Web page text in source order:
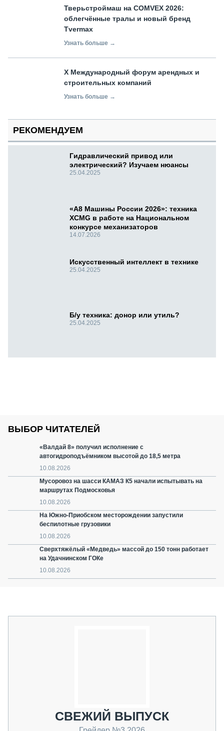
Тверьстроймаш на COMVEX 2026:
облегчённые тралы и новый бренд
Tvermax
Узнать больше →
X Международный форум арендных и
строительных компаний
Узнать больше →
РЕКОМЕНДУЕМ
Гидравлический привод или
электрический? Изучаем нюансы
25.04.2025
«А8 Машины России 2026»: техника
XCMG в работе на Национальном
конкурсе механизаторов
14.07.2026
Искусственный интеллект в технике
25.04.2025
Б/у техника: донор или утиль?
25.04.2025
ВЫБОР ЧИТАТЕЛЕЙ
«Валдай 8» получил исполнение с
автогидроподъёмником высотой до 18,5 метра
10.08.2026
Мусоровоз на шасси КАМАЗ К5 начали испытывать на
маршрутах Подмосковья
10.08.2026
На Южно-Приобском месторождении запустили
беспилотные грузовики
10.08.2026
Сверхтяжёлый «Медведь» массой до 150 тонн работает
на Удачнинском ГОКе
10.08.2026
СВЕЖИЙ ВЫПУСК